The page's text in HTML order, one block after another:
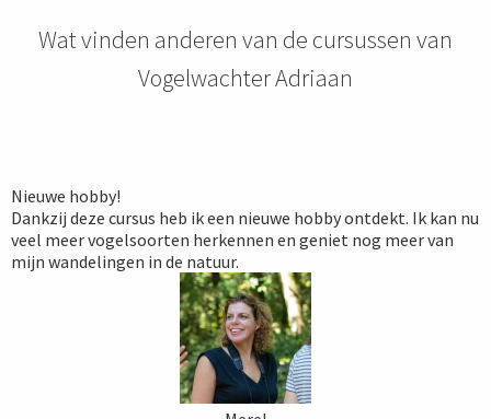
Wat vinden anderen van de cursussen van
Vogelwachter Adriaan
Nieuwe hobby!
Dankzij deze cursus heb ik een nieuwe hobby ontdekt. Ik kan nu
veel meer vogelsoorten herkennen en geniet nog meer van
mijn wandelingen in de natuur.